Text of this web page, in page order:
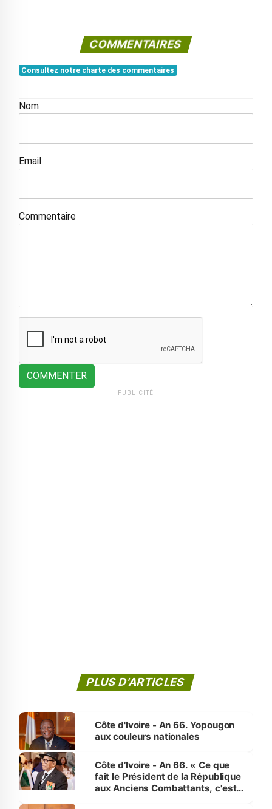
COMMENTAIRES
Consultez notre charte des commentaires
Nom
Email
Commentaire
COMMENTER
PUBLICITÉ
PLUS D'ARTICLES
Côte d'Ivoire - An 66. Yopougon
aux couleurs nationales
Côte d’Ivoire - An 66. « Ce que
fait le Président de la République
aux Anciens Combattants, c'est